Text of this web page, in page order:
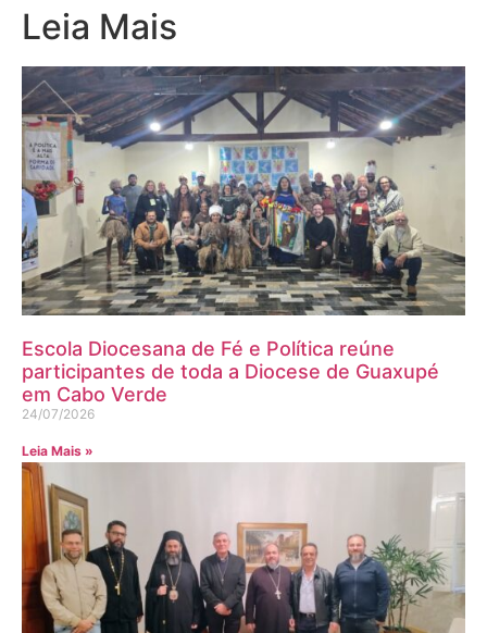
Leia Mais
Escola Diocesana de Fé e Política reúne
participantes de toda a Diocese de Guaxupé
em Cabo Verde
24/07/2026
Leia Mais »